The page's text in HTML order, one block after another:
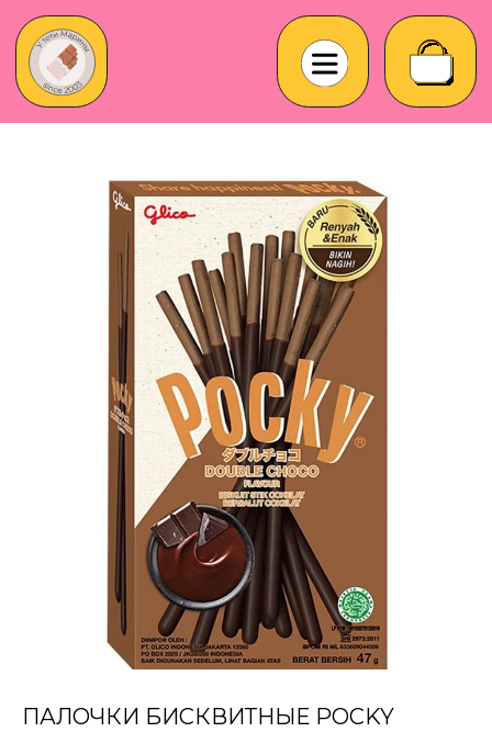
ТЕТИ МАРИНЫ
сладостей со всего мира
ПАЛОЧКИ БИСКВИТНЫЕ POCKY